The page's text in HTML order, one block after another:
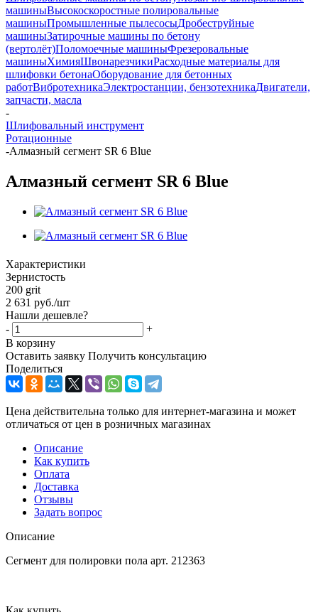
машиныВысокоскоростные полировальные
машиныПромышленные пылесосыДробеструйные
машиныЗатирочные машины по бетону
(вертолёт)Поломоечные машиныФрезеровальные
машиныХимияШвонарезчикиРасходные материалы для
шлифовки бетонаОборудование для бетонных
работВибротехникаЭлектростанции, бензотехникаДвигатели,
запчасти, масла
-
Шлифовальный инструмент
Ротационные
-Алмазный сегмент SR 6 Blue
Алмазный сегмент SR 6 Blue
Характеристики
Зернистость
200 grit
2 631 руб./шт
Нашли дешевле?
-
+
В корзину
Оставить заявку Получить консультацию
Поделиться
Цена действительна только для интернет-магазина и может
отличаться от цен в розничных магазинах
Описание
Как купить
Оплата
Доставка
Отзывы
Задать вопрос
Описание
Сегмент для полировки пола арт. 212363